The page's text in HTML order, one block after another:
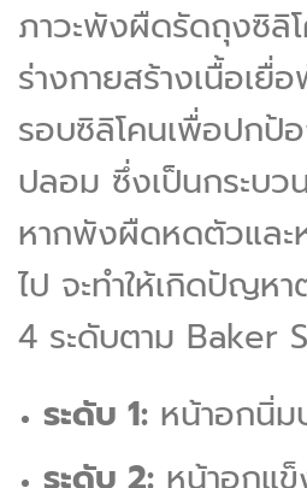
ภาวะพังผืดรัดถุงซิลิ
ร่างกายสร้างเนื้อเ
รอบซิลิโคนเพื่อปกป้
ปลอม ซึ่งเป็นกระบ
หากพังผืดหดตัวและ
ไป จะทำให้เกิดปัญห
4 ระดับตาม Baker
ระดับ 1:หน้าอกนิ่ม
ระดับ 2:หน้าอกแข็